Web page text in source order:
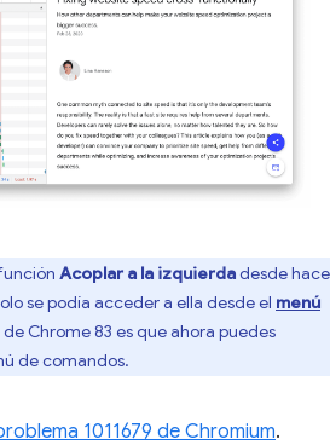
Acoplar a la izquierdadesde hace
se podía acceder a ella desde el menú
Chrome 83 es que ahora puedes
de comandos.
1011679 de Chromium.